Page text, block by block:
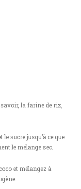
la farine de riz,
sucre jusqu’à ce que
le mélange sec.
et mélangez à